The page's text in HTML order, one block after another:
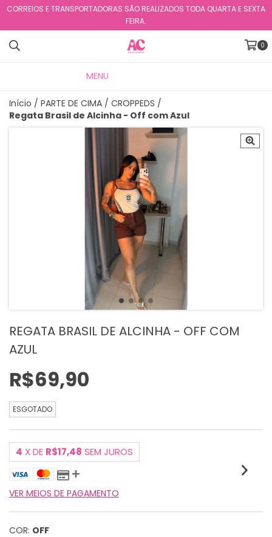
CORREIOS E TRANSPORTADORAS SÃO REALIZADOS TODA QUARTA E SEXTA
FEIRA.
0
MENU
Início / PARTE DE CIMA / CROPPEDS /
Regata Brasil de Alcinha - Off com Azul
REGATA BRASIL DE ALCINHA - OFF COM
AZUL
R$69,90
ESGOTADO
4 X DE R$17,48 SEM JUROS
VER MEIOS DE PAGAMENTO
COR: OFF